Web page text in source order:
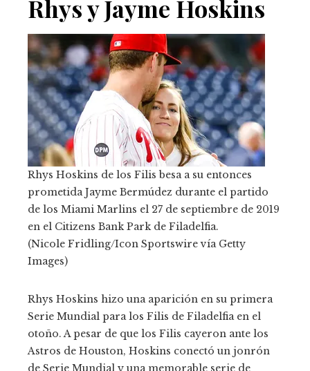
Rhys y Jayme Hoskins
Rhys Hoskins de los Filis besa a su entonces
prometida Jayme Bermúdez durante el partido
de los Miami Marlins el 27 de septiembre de 2019
en el Citizens Bank Park de Filadelfia.
(Nicole Fridling/Icon Sportswire vía Getty
Images)
Rhys Hoskins hizo una aparición en su primera
Serie Mundial para los Filis de Filadelfia en el
otoño. A pesar de que los Filis cayeron ante los
Astros de Houston, Hoskins conectó un jonrón
de Serie Mundial y una memorable serie de